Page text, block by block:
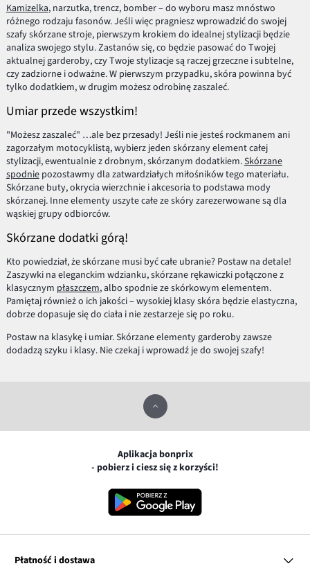
Kamizelka, narzutka, trencz, bomber – do wyboru masz mnóstwo
różnego rodzaju fasonów. Jeśli więc pragniesz wprowadzić do swojej
szafy skórzane stroje, pierwszym krokiem do idealnej stylizacji będzie
analiza swojego stylu. Zastanów się, co będzie pasować do Twojej
aktualnej garderoby, czy Twoje stylizacje są raczej grzeczne i subtelne,
czy zadziorne i odważne. W pierwszym przypadku, skóra powinna być
tylko dodatkiem, w drugim możesz odrobinę zaszaleć.
Umiar przede wszystkim!
"Możesz zaszaleć" …ale bez przesady! Jeśli nie jesteś rockmanem ani
zagorzałym motocyklistą, wybierz jeden skórzany element całej
stylizacji, ewentualnie z drobnym, skórzanym dodatkiem.Skórzane
spodniepozostawmy dla zatwardziałych miłośników tego materiału.
Skórzane buty, okrycia wierzchnie i akcesoria to podstawa mody
skórzanej. Inne elementy uszyte całe ze skóry zarezerwowane są dla
wąskiej grupy odbiorców.
Skórzane dodatki górą!
Kto powiedział, że skórzane musi być całe ubranie? Postaw na detale!
Zaszywki na eleganckim wdzianku, skórzane rękawiczki połączone z
klasycznym płaszczem, albo spodnie ze skórkowym elementem.
Pamiętaj również o ich jakości – wysokiej klasy skóra będzie elastyczna,
dobrze dopasuje się do ciała i nie zestarzeje się po roku.
Postaw na klasykę i umiar. Skórzane elementy garderoby zawsze
dodadzą szyku i klasy. Nie czekaj i wprowadź je do swojej szafy!
Aplikacja bonprix
- pobierz i ciesz się z korzyści!
Płatność i dostawa